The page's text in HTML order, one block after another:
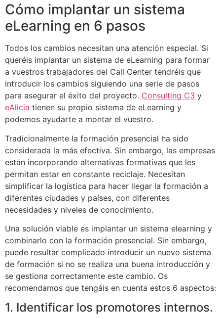
Cómo implantar un sistema
eLearning en 6 pasos
Todos los cambios necesitan una atención especial. Si
queréis implantar un sistema de eLearning para formar
a vuestros trabajadores del Call Center tendréis que
introducir los cambios siguiendo una serie de pasos
para asegurar el éxito del proyecto. Consulting C3 y
eAlicia tienen su propio sistema de eLearning y
podemos ayudarte a montar el vuestro.
Tradicionalmente la formación presencial ha sido
considerada la más efectiva. Sin embargo, las empresas
están incorporando alternativas formativas que les
permitan estar en constante reciclaje. Necesitan
simplificar la logística para hacer llegar la formación a
diferentes ciudades y países, con diferentes
necesidades y niveles de conocimiento.
Una solución viable es implantar un sistema elearning y
combinarlo con la formación presencial. Sin embargo,
puede resultar complicado introducir un nuevo sistema
de formación si no se realiza una buena introducción y
se gestiona correctamente este cambio. Os
recomendamos que tengáis en cuenta estos 6 aspectos:
1. Identificar los promotores internos.